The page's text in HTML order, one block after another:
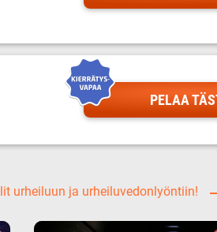
PELAA
urheiluun ja urheiluvedonlyöntiin!